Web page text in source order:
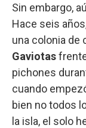
Sin embargo,
Hace seis
una colonia de
Gaviotas
pichones
cuando
bien no todos
la isla, el solo